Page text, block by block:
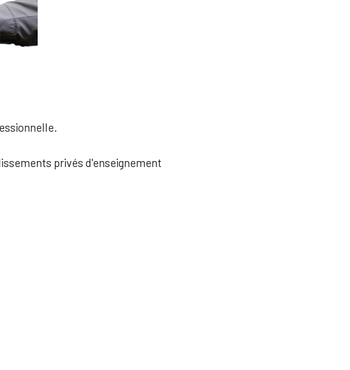
privés d'enseignement